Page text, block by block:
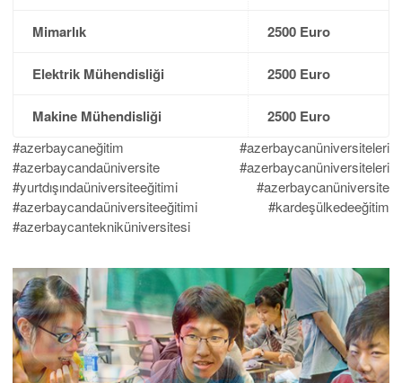
Mimarlık 2500 Euro
Elektrik Mühendisliği 2500 Euro
Makine Mühendisliği 2500 Euro
#azerbaycaneğitim #azerbaycanüniversiteleri
#azerbaycandaüniversite #azerbaycanüniversiteleri
#yurtdışındaüniversiteeğitimi #azerbaycanüniversite
#azerbaycandaüniversiteeğitimi #kardeşülkedeeğitim
#azerbaycantekniküniversitesi